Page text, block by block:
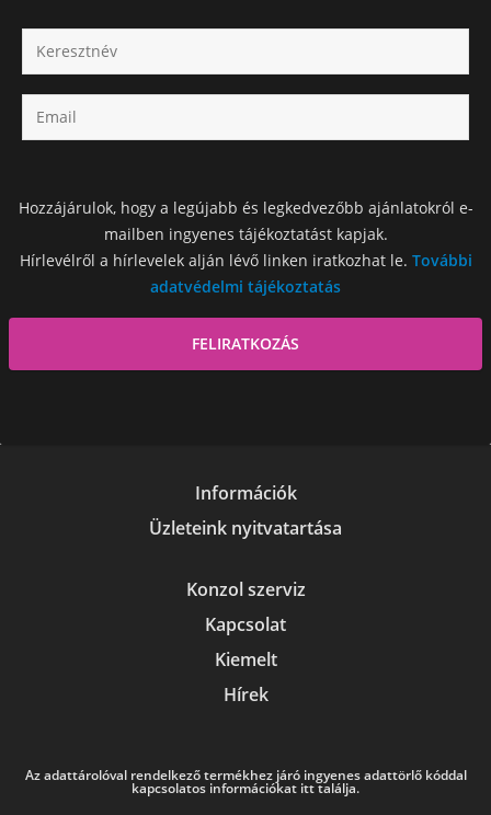
Hozzájárulok, hogy a legújabb és legkedvezőbb ajánlatokról e-
mailben ingyenes tájékoztatást kapjak.
Hírlevélről a hírlevelek alján lévő linken iratkozhat le. További
adatvédelmi tájékoztatás
Információk
Üzleteink nyitvatartása
Konzol szerviz
Kapcsolat
Kiemelt
Hírek
Az adattárolóval rendelkező termékhez járó ingyenes adattörlő kóddal
kapcsolatos információkat itt találja.